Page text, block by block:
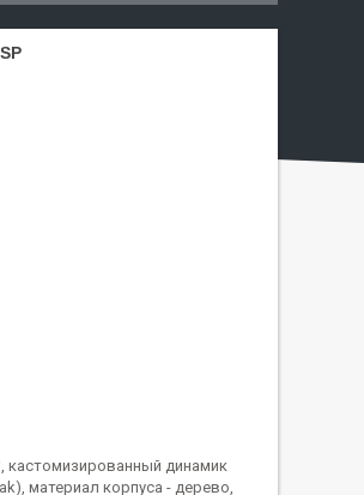
кастомизированный динамик
материал корпуса - дерево,